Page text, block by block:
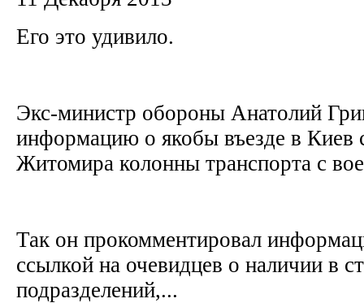
Его это удивило.
Экс-министр обороны Анатолий
информацию о якобы въезде в Киев
Житомира колонны транспорта с
Так он прокомментировал
ссылкой на очевидцев о наличии в
подразделений,...